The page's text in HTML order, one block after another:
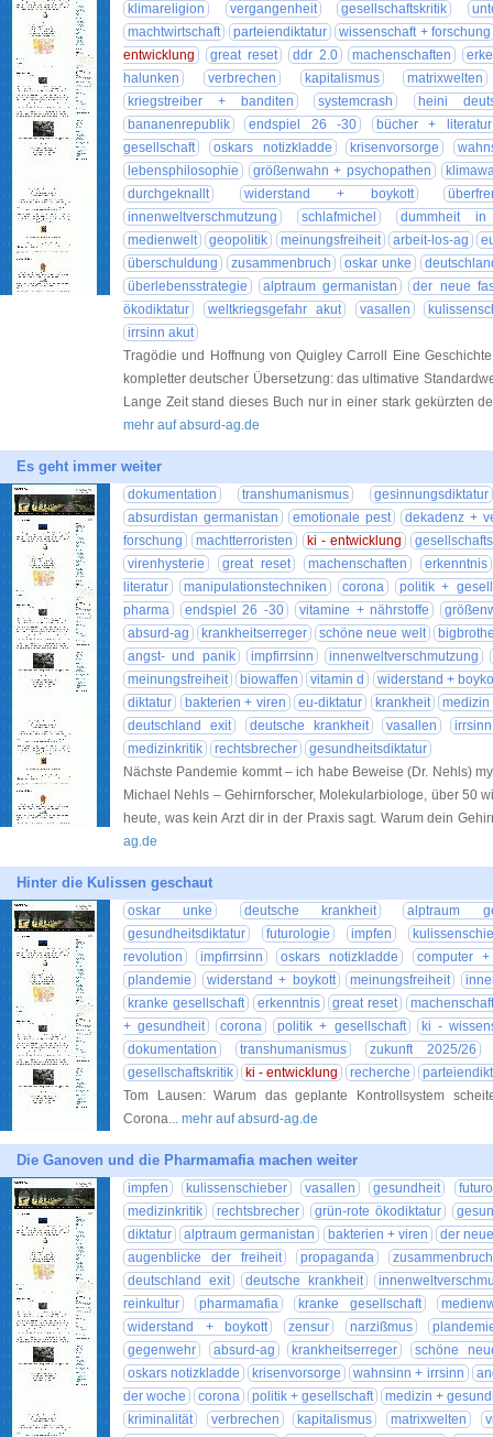
klimareligion
vergangenheit gesellschaftskritik
machtwirtschaft
parteiendiktatur
wissenschaft + forschung
entwicklung
great reset ddr 2.0 machenschaften
halunken
verbrechen kapitalismus
matrixwelten
kriegstreiber + banditen
systemcrash
heini
bananenrepublik
endspiel 26 -30
bücher + literatur
gesellschaft
oskars notizkladde krisenvorsorge
lebensphilosophie
größenwahn + psychopathen
durchgeknallt
widerstand + boykott
innenweltverschmutzung
schlafmichel
dummheit in
medienwelt
geopolitik meinungsfreiheit arbeit-los-ag
überschuldung
zusammenbruch oskar unke
überlebensstrategie
alptraum germanistan
der neue
ökodiktatur
weltkriegsgefahr akut vasallen
irrsinn akut
Tragödie und Hoffnung von Quigley Carroll Eine
kompletter deutscher Übersetzung: das ultimative
Lange Zeit stand dieses Buch nur in einer stark gekürzten
mehr auf absurd-ag.de
Es geht immer weiter
dokumentation transhumanismus
gesinnungsdiktatur
absurdistan germanistan
emotionale pest
dekadenz +
forschung
machtterroristen ki - entwicklung
virenhysterie
great reset machenschaften
erkenntnis
literatur
manipulationstechniken corona
politik +
pharma
endspiel 26 -30 vitamine + nährstoffe
absurd-ag
krankheitserreger schöne neue welt
angst- und panik
impfirrsinn
innenweltverschmutzung
meinungsfreiheit
biowaffen vitamin d
widerstand +
diktatur
bakterien + viren eu-diktatur krankheit
medizin
deutschland exit
deutsche krankheit vasallen
medizinkritik
rechtsbrecher
gesundheitsdiktatur
Nächste Pandemie kommt – ich habe Beweise (Dr. Nehls)
Michael Nehls – Gehirnforscher, Molekularbiologe, über 50
heute, was kein Arzt dir in der Praxis sagt. Warum dein
ag.de
Hinter die Kulissen geschaut
oskar unke deutsche krankheit
alptraum
gesundheitsdiktatur
futurologie impfen
revolution
impfirrsinn oskars notizkladde
computer
plandemie
widerstand + boykott meinungsfreiheit
kranke gesellschaft
erkenntnis great reset
+ gesundheit
corona politik + gesellschaft
ki -
dokumentation
transhumanismus
zukunft 2025/26
gesellschaftskritik
ki - entwicklung recherche
Tom Lausen: Warum das geplante Kontrollsystem
Corona... mehr auf absurd-ag.de
Die Ganoven und die Pharmamafia machen weiter
impfen kulissenschieber vasallen gesundheit
medizinkritik
rechtsbrecher grün-rote ökodiktatur
diktatur
alptraum germanistan bakterien + viren
der
augenblicke der freiheit
propaganda
zusammenbruch
deutschland exit
deutsche krankheit
reinkultur
pharmamafia kranke gesellschaft
widerstand + boykott
zensur narzißmus
gegenwehr
absurd-ag krankheitserreger
schöne
oskars notizkladde
krisenvorsorge wahnsinn + irrsinn
der woche
corona politik + gesellschaft
medizin +
kriminalität
verbrechen kapitalismus matrixwelten